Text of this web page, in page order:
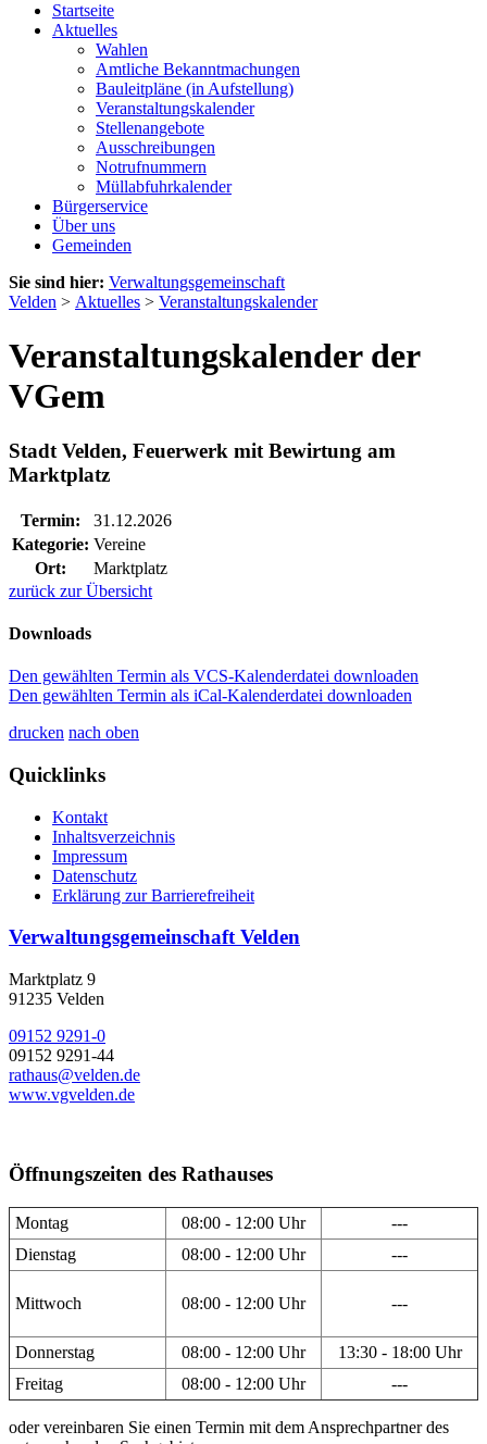
Startseite
Aktuelles
Wahlen
Amtliche Bekanntmachungen
Bauleitpläne (in Aufstellung)
Veranstaltungskalender
Stellenangebote
Ausschreibungen
Notrufnummern
Müllabfuhrkalender
Bürgerservice
Über uns
Gemeinden
Sie sind hier: Verwaltungsgemeinschaft
Velden > Aktuelles > Veranstaltungskalender
Veranstaltungskalender der
VGem
Stadt Velden, Feuerwerk mit Bewirtung am
Marktplatz
Termin:
31.12.2026
Kategorie: Vereine
Ort:
Marktplatz
zurück zur Übersicht
Downloads
Den gewählten Termin als VCS-Kalenderdatei downloaden
Den gewählten Termin als iCal-Kalenderdatei downloaden
drucken nach oben
Quicklinks
Kontakt
Inhaltsverzeichnis
Impressum
Datenschutz
Erklärung zur Barrierefreiheit
Verwaltungsgemeinschaft Velden
Marktplatz 9
91235 Velden
09152 9291-0
09152 9291-44
rathaus@velden.de
www.vgvelden.de
Öffnungszeiten des Rathauses
Montag 08:00 - 12:00 Uhr
---
Dienstag
08:00 - 12:00 Uhr ---
Mittwoch 08:00 - 12:00 Uhr ---
Donnerstag 08:00 - 12:00 Uhr
13:30 - 18:00 Uhr
Freitag
08:00 - 12:00 Uhr ---
oder vereinbaren Sie einen Termin mit dem Ansprechpartner des